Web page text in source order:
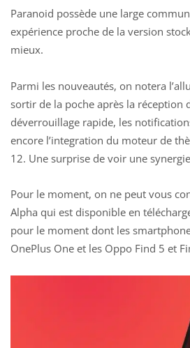
Paranoid possède une large
expérience proche de la version
mieux.
Parmi les nouveautés, on notera
sortir de la poche après la réception
déverrouillage rapide, les
encore l’integration du moteur de
12. Une surprise de voir une
Pour le moment, on ne peut vous
Alpha qui est disponible en
pour le moment dont les
OnePlus One et les Oppo Find 5 et